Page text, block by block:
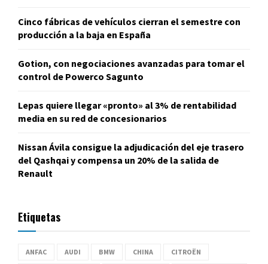
Cinco fábricas de vehículos cierran el semestre con
producción a la baja en España
Gotion, con negociaciones avanzadas para tomar el
control de Powerco Sagunto
Lepas quiere llegar «pronto» al 3% de rentabilidad
media en su red de concesionarios
Nissan Ávila consigue la adjudicación del eje trasero
del Qashqai y compensa un 20% de la salida de
Renault
Etiquetas
ANFAC AUDI BMW CHINA CITROËN